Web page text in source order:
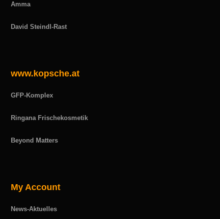
Amma
David Steindl-Rast
www.kopsche.at
GFP-Komplex
Ringana Frischekosmetik
Beyond Matters
My Account
News-Aktuelles